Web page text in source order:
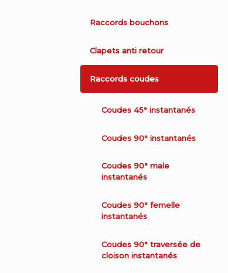
Raccords bouchons
Clapets anti retour
Raccords coudes
Coudes 45° instantanés
Coudes 90° instantanés
Coudes 90° male
instantanés
Coudes 90° femelle
instantanés
Coudes 90° traversée de
cloison instantanés